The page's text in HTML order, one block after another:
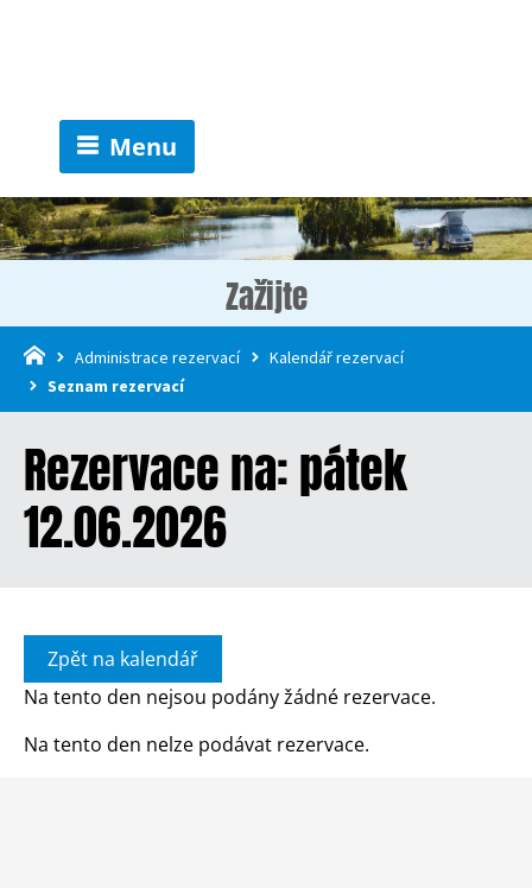
Menu
Zažijte
Administrace rezervací
Kalendář rezervací
Seznam rezervací
Rezervace na: pátek
12.06.2026
Zpět na kalendář
Na tento den nejsou podány žádné rezervace.
Na tento den nelze podávat rezervace.